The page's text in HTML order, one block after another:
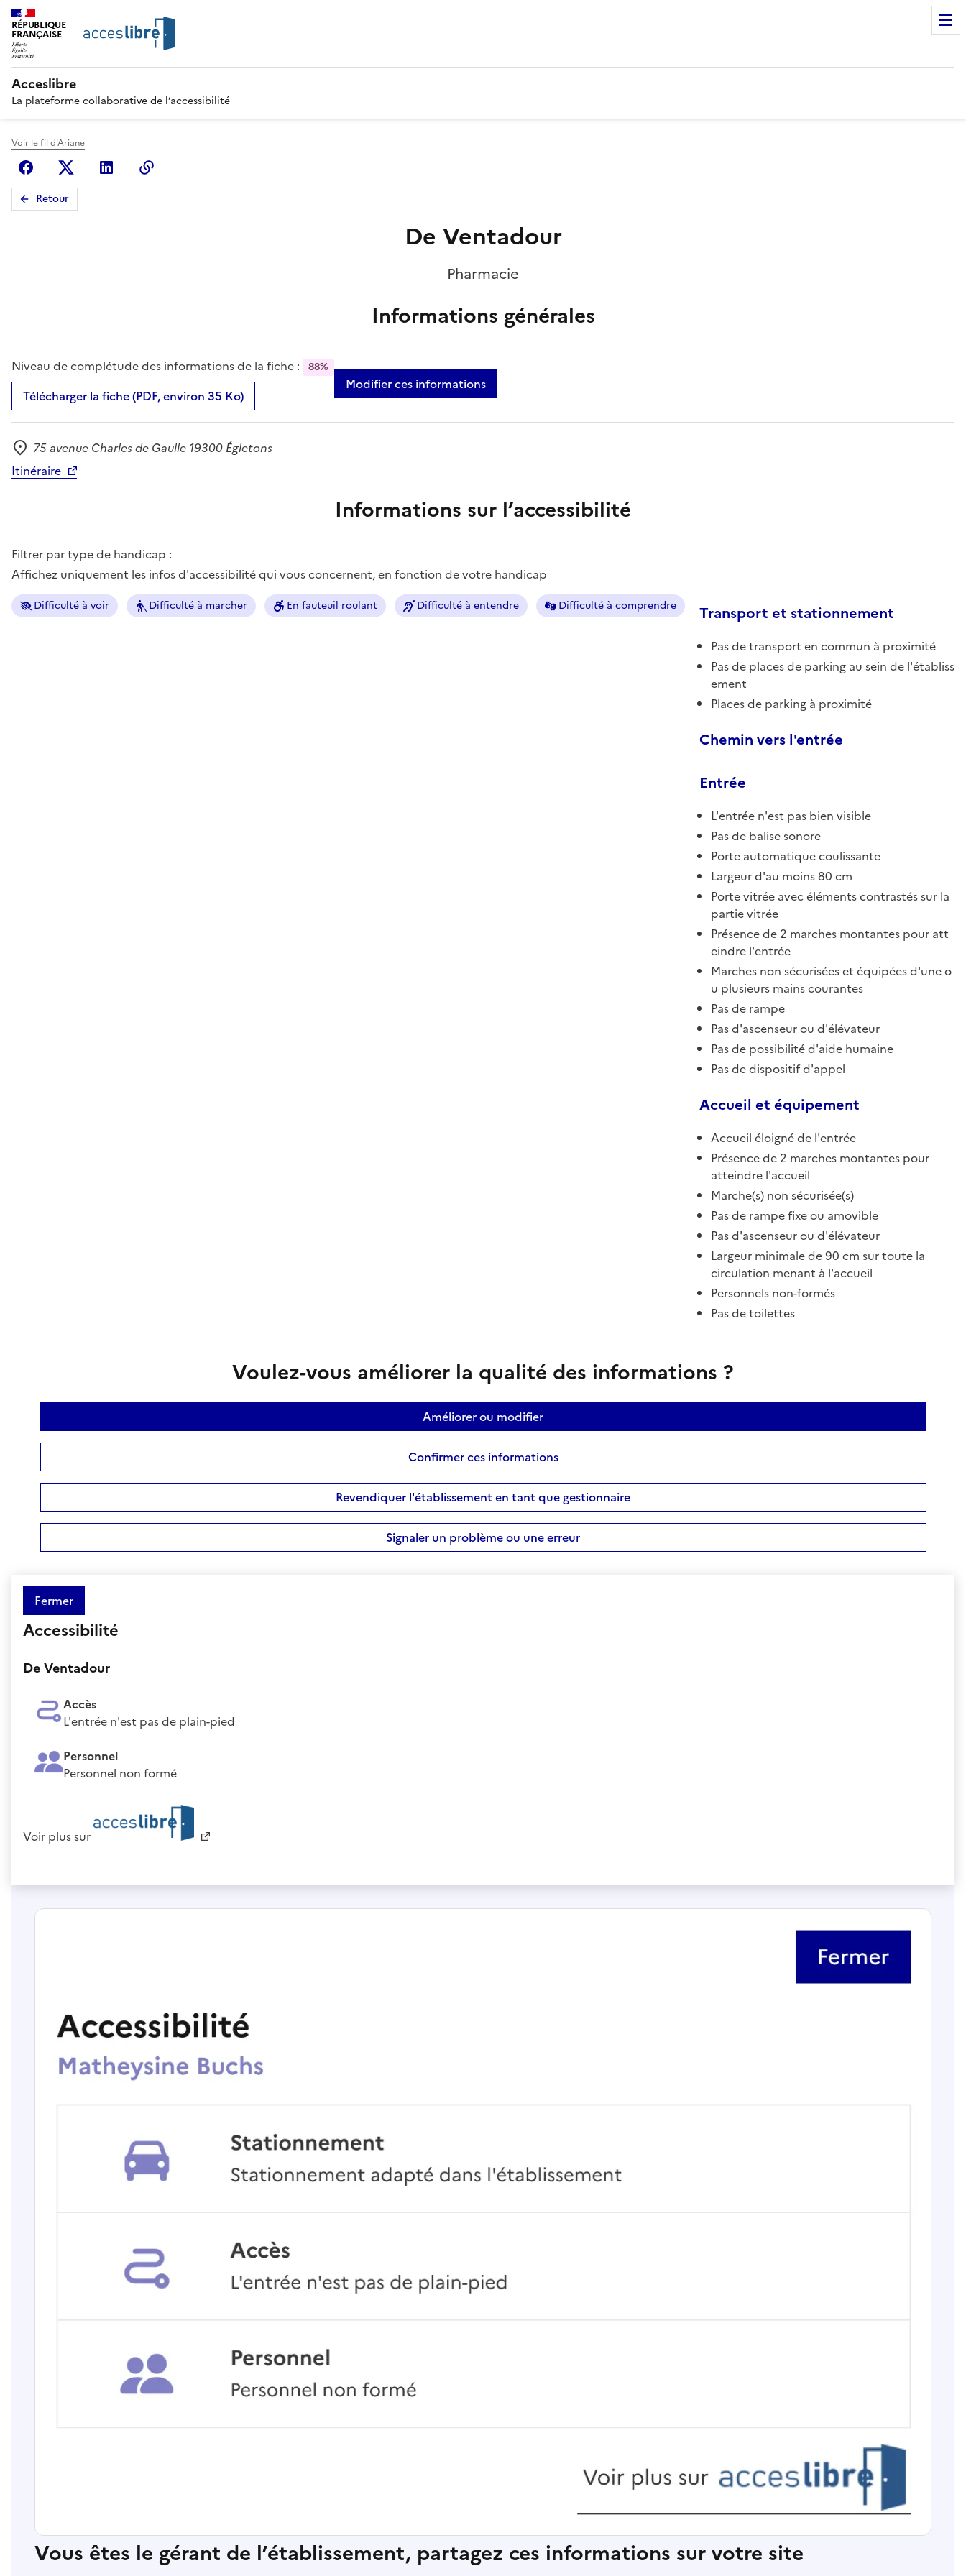
RÉPUBLIQUE
FRANÇAISE
Acceslibre
La plateforme collaborative de l’accessibilité
Voir le fil d'Ariane
FacebookX (anciennement Twitter)
Linkedin
Retour
De Ventadour
Pharmacie
Informations générales
Niveau de complétude des informations de la fiche : 88%
Télécharger la fiche (PDF, environ 35 Ko)
Modifier ces informations
Adresse
75 avenue Charles de Gaulle 19300 Égletons
Itinéraire
Informations sur l’accessibilité
Filtrer par type de handicap :
Affichez uniquement les infos d'accessibilité qui vous concernent, en fonction de votre handicap
Difficulté à voir Difficulté à marcher En fauteuil roulant Difficulté à entendre Difficulté à comprendre Transport et stationnement
Pas de transport en commun à proximité
Pas de places de parking au sein de l'établiss
ement
Places de parking à proximité
Chemin vers l'entrée
Entrée
L'entrée n'est pas bien visible
Pas de balise sonore
Porte automatique coulissante
Largeur d'au moins 80 cm
Porte vitrée avec éléments contrastés sur la
partie vitrée
Présence de 2 marches montantes pour att
eindre l'entrée
Marches non sécurisées et équipées d'une o
u plusieurs mains courantes
Pas de rampe
Pas d'ascenseur ou d'élévateur
Pas de possibilité d'aide humaine
Pas de dispositif d'appel
Accueil et équipement
Accueil éloigné de l'entrée
Présence de 2 marches montantes pour
atteindre l'accueil
Marche(s) non sécurisée(s)
Pas de rampe fixe ou amovible
Pas d'ascenseur ou d'élévateur
Largeur minimale de 90 cm sur toute la
circulation menant à l'accueil
Personnels non-formés
Pas de toilettes
Voulez-vous améliorer la qualité des informations ?
Améliorer ou modifier
Confirmer ces informations
Revendiquer l'établissement en tant que gestionnaire
Signaler un problème ou une erreur
Fermer
Accessibilité
De Ventadour
Accès
L'entrée n'est pas de plain-pied
Personnel
Personnel non formé
Voir plus sur
Vous êtes le gérant de l’établissement, partagez ces informations sur votre site